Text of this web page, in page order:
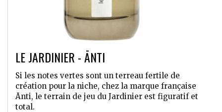
LE JARDINIER - ĀNTI
Si les notes vertes sont un terreau fertile de
création pour la niche, chez la marque française
Ānti, le terrain de jeu du Jardinier est figuratif et
total.